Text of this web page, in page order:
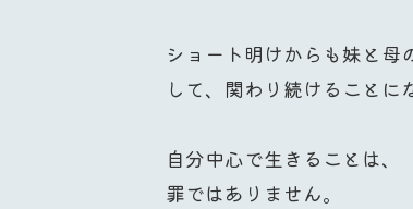
ショート明けからも妹と母
して、関わり続けることに
自分中心で生きることは、
罪ではありません。